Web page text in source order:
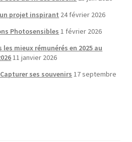
un projet inspirant 24 février 2026
Photosensibles 1 février 2026
mieux rémunérés en 2025 au
11 janvier 2026
ses souvenirs 17 septembre